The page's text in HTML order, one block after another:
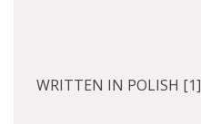
WRITTEN IN POLISH [1]